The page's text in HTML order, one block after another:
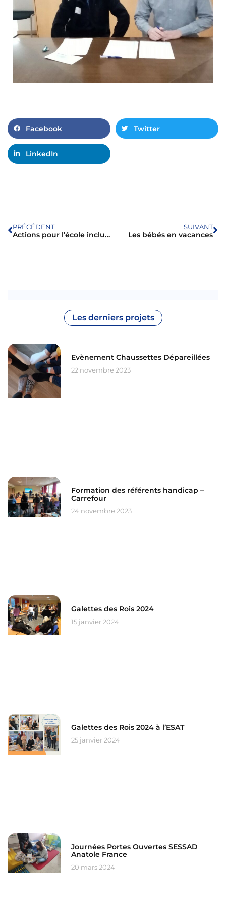
Facebook Twitter
LinkedIn
PRÉCÉDENT
Actions pour l’école inclusive à Darnétal
SUIVANT
Les bébés en vacances
Les derniers projets
Evènement Chaussettes Dépareillées
22 novembre 2023
Formation des référents handicap –
Carrefour
24 novembre 2023
Galettes des Rois 2024
15 janvier 2024
Galettes des Rois 2024 à l’ESAT
25 janvier 2024
Journées Portes Ouvertes SESSAD
Anatole France
20 mars 2024